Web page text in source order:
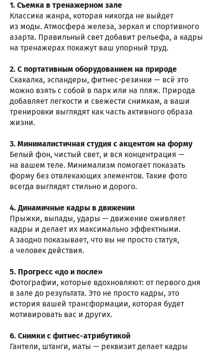
1. Съемка в тренажерном зале
Классика жанра, которая никогда не выйдет
из моды. Атмосфера железа, зеркал и спортивного
азарта. Правильный свет добавит рельефа, а кадры
на тренажерах покажут ваш упорный труд.
2. С портативным оборудованием на природе
Скакалка, эспандеры, фитнес-резинки — всё это
можно взять с собой в парк или на пляж. Природа
добавляет легкости и свежести снимкам, а ваши
тренировки выглядят как часть активного образа
жизни.
3. Минималистичная студия с акцентом на форму
Белый фон, чистый свет, и вся концентрация —
на вашем теле. Минимализм помогает показать
форму без отвлекающих элементов. Такие фото
всегда выглядят стильно и дорого.
4. Динамичные кадры в движении
Прыжки, выпады, удары — движение оживляет
кадры и делает их максимально эффектными.
А заодно показывает, что вы не просто статуя,
а человек действия.
5. Прогресс «до и после»
Фотографии, которые вдохновляют: от первого дня
в зале до результата. Это не просто кадры, это
история вашей трансформации, которая будет
мотивировать вас и других.
6. Снимки с фитнес-атрибутикой
Гантели, штанги, маты — реквизит делает кадры